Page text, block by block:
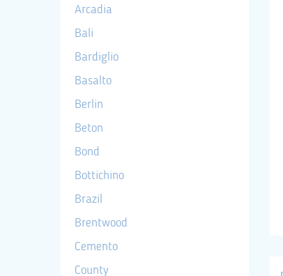
Arcadia
Bali
Bardiglio
Basalto
Berlin
Beton
Bond
Bottichino
Brazil
Brentwood
Cemento
County